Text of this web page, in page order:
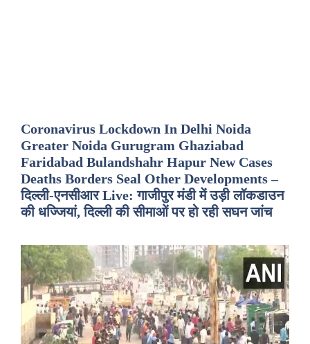
Coronavirus Lockdown In Delhi Noida
Greater Noida Gurugram Ghaziabad
Faridabad Bulandshahr Hapur New Cases
Deaths Borders Seal Other Developments –
दिल्ली-एनसीआर Live: गाजीपुर मंडी में उड़ी लॉकडाउन
की धज्जियां, दिल्ली की सीमाओं पर हो रही सघन जांच